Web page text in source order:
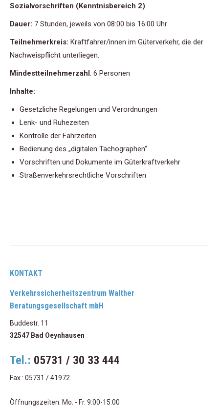
Sozialvorschriften (Kenntnisbereich 2)
Dauer: 7 Stunden, jeweils von 08:00 bis 16:00 Uhr
Teilnehmerkreis: Kraftfahrer/innen im Güterverkehr, die der
Nachweispflicht unterliegen.
Mindestteilnehmerzahl: 6 Personen
Inhalte:
Gesetzliche Regelungen und Verordnungen
Lenk- und Ruhezeiten
Kontrolle der Fahrzeiten
Bedienung des „digitalen Tachographen“
Vorschriften und Dokumente im Güterkraftverkehr
Straßenverkehrsrechtliche Vorschriften
KONTAKT
Verkehrssicherheitszentrum Walther
Beratungsgesellschaft mbH
Buddestr. 11
32547 Bad Oeynhausen
Tel.: 05731 / 30 33 444
Fax.: 05731 / 41972
Öffnungszeiten: Mo. - Fr. 9:00-15:00